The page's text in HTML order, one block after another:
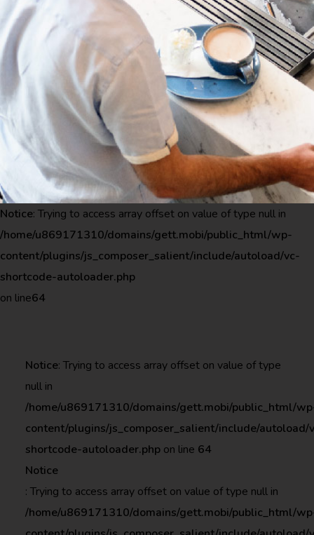
Notice: Trying to access array offset on value of type null in
/home/u869171310/domains/gett.mobi/public_html/wp-
content/plugins/js_composer_salient/include/autoload/vc-
shortcode-autoloader.php
on line64
Notice: Trying to access array offset on value of type
null in
/home/u869171310/domains/gett.mobi/public_html/
content/plugins/js_composer_salient/include/autoload/
shortcode-autoloader.phpon line 64
Notice
: Trying to access array offset on value of type null in
/home/u869171310/domains/gett.mobi/public_html/